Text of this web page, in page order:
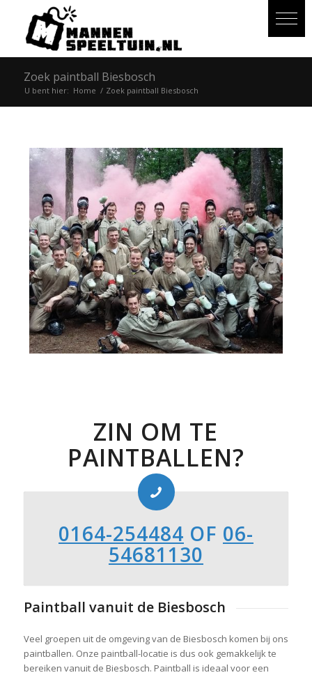
Zoek paintball Biesbosch
U bent hier: Home / Zoek paintball Biesbosch
ZIN OM TE
PAINTBALLEN?
0164-254484 OF 06-
54681130
Paintball vanuit de Biesbosch
Veel groepen uit de omgeving van de Biesbosch komen bij ons
paintballen. Onze paintball-locatie is dus ook gemakkelijk te
bereiken vanuit de Biesbosch. Paintball is ideaal voor een